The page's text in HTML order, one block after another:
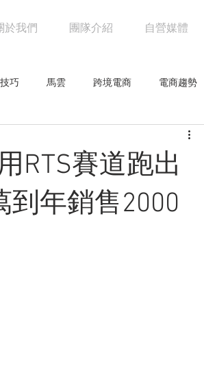
於我們 團隊介紹 自營媒體
巧 馬雲 跨境電商 電商趨勢
京東
技巧 行業新聞 市場分析
RTS賽道跑出
到年銷售2000